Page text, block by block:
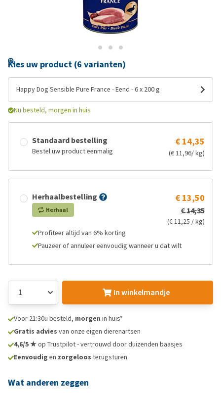
Kies uw product (6 varianten)
Happy Dog Sensible Pure France - Eend - 6 x 200 g
Nu besteld, morgen in huis
Standaard bestelling
Bestel uw product eenmalig
€ 14,35
(€ 11,96/ kg)
Herhaalbestelling
Herhaal
€ 13,50
€ 14,35
(€ 11,25 / kg)
Profiteer altijd van 6% korting
Pauzeer of annuleer eenvoudig wanneer u dat wilt
In winkelmandje
Voor 21:30u besteld, morgen in huis*
Gratis advies van onze eigen dierenartsen
4,6/5 ★op Trustpilot - vertrouwd door duizenden baasjes
Eenvoudig en zorgeloos terugsturen
Wat anderen zeggen